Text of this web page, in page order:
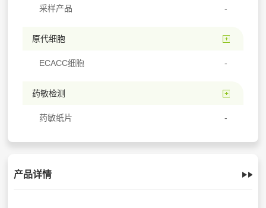
采样产品
原代细胞
ECACC细胞
药敏检测
药敏纸片
产品详情